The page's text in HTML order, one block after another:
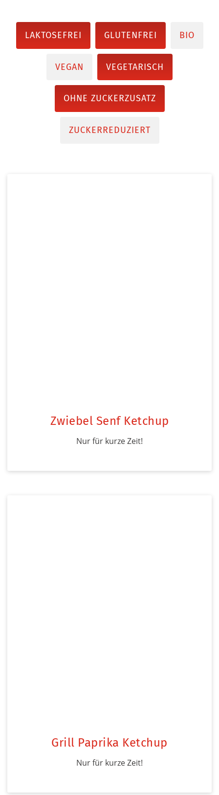
LAKTOSEFREI GLUTENFREI BIO
VEGAN VEGETARISCH
OHNE ZUCKERZUSATZ
ZUCKERREDUZIERT
Zwiebel Senf Ketchup
Nur für kurze Zeit!
Grill Paprika Ketchup
Nur für kurze Zeit!